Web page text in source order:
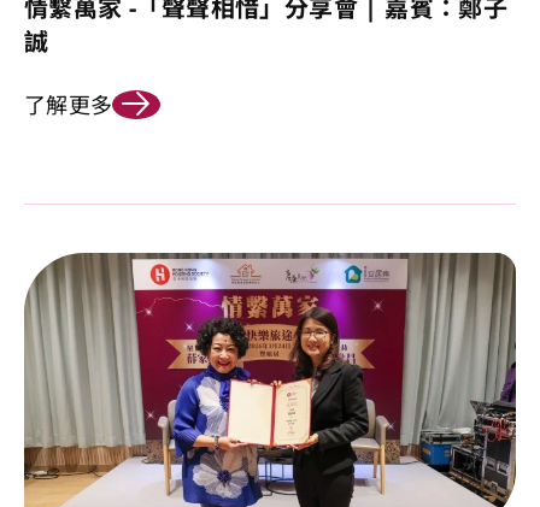
情繫萬家 -「聲聲相惜」分享會 | 嘉賓：鄭子
誠
了解更多